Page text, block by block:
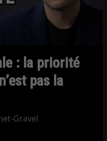
: la priorité
pas la
Gravel